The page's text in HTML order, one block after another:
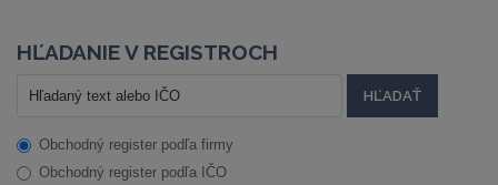
HĽADANIE V REGISTROCH
Obchodný register podľa firmy
Obchodný register podľa IČO